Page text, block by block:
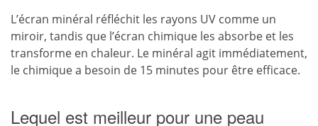
L’écran minéral réfléchit les rayons UV comme un
miroir, tandis que l’écran chimique les absorbe et les
transforme en chaleur. Le minéral agit immédiatement,
le chimique a besoin de 15 minutes pour être efficace.
Lequel est meilleur pour une peau